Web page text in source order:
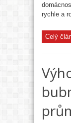
rychle a
Celý